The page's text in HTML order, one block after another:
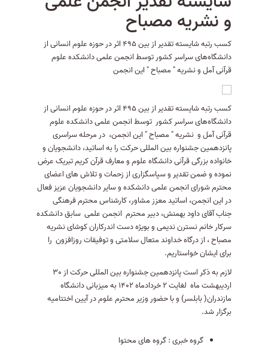
و نشریه مصباح
کسب رتبه شایسته تقدیر از بین 495 اثر در حوزه علوم انسانی از
دانشگاه‌های سراسر کشور توسط انجمن علمی دانشکده علوم
قرآنی آمل و نشریه " مصباح " این انجمن
کسب رتبه شایسته تقدیر از بین 495 اثر در حوزه علوم انسانی از
دانشگاه‌های سراسر کشور توسط انجمن علمی دانشکده علوم
قرآنی آمل و نشریه " مصباح " این انجمن، در مرحله سراسری
پانزدهمین جشنواره بین المللی حرکت را به اساتید، دانشجویان و
خانواده بزرگی قرآنی دانشگاه علوم و معارف قرآن کریم تبریک عرض
نموده و ضمن تقدیر و سپاسگزاری از زحمات و تلاش های اعضای
محترم شورای انجمن علمی دانشکده و سایر دانشجویان عزیز فعال
در این انجمن، اساتید معزز مشاور، کارشناس محترم فرهنگی
جناب آقای داود بهمنش، دبیر محترم انجمن علمی سابق دانشکده
سرکار خانم نسترن ندیمی و بویژه دست اندرکاران کوشای نشریه
مصباح ، از درگاه خداوند متعال سلامتی و توفیقات روزافزون را
برای ایشان خواستاریم.
لازم به ذکر است پانزدهمین جشنواره بین المللی حرکت از 30
اردیبهشت ماه لغایت 2 خردادماه 1402 به میزبانی دانشگاه
مازندران( بابلسر) و با حضور وزیر محترم علوم در آیین اختتامیه
برگزار شد.
گروه خبری :گروه های محتوا